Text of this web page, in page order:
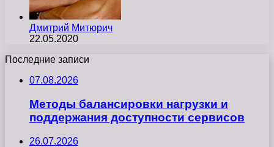
Дмитрий Митюрич
22.05.2020
Последние записи
07.08.2026
Методы балансировки нагрузки и
поддержания доступности сервисов
26.07.2026